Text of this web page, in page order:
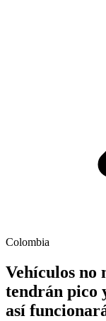
Colombia
Vehículos no
tendrán pico
así